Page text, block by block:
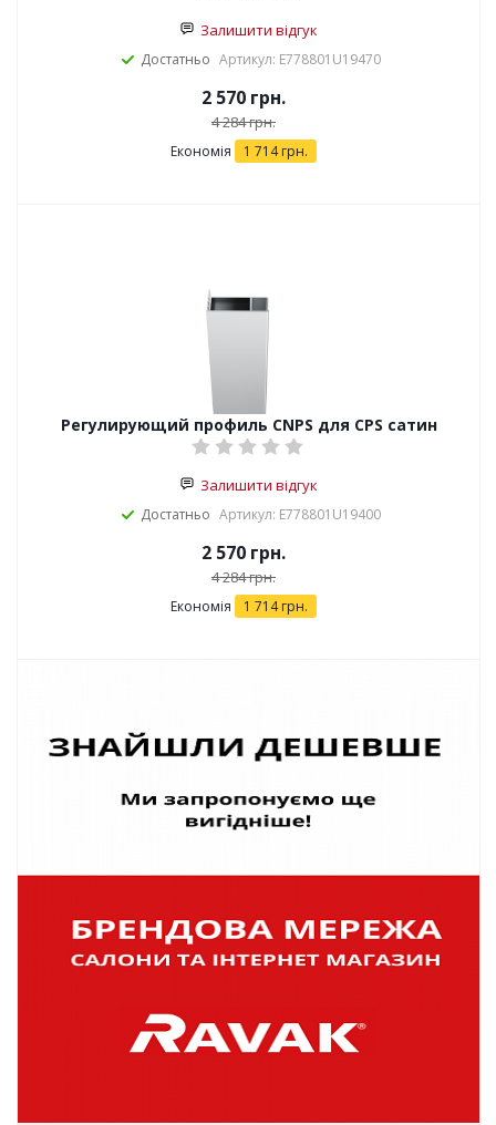
Залишити відгук
Достатньо Артикул: E778801U19470
2 570 грн.
4 284грн.
Економія 1 714грн.
Регулирующий профиль CNPS для CPS сатин
Залишити відгук
Достатньо Артикул: E778801U19400
2 570 грн.
4 284грн.
Економія 1 714грн.